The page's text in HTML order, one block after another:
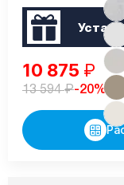
10 875 ₽
13 594₽-20%